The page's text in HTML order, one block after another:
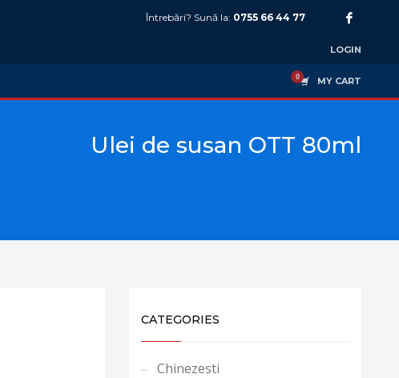
Întrebări? Sună la: 0755 66 44 77
LOGIN
MY CART
Ulei de susan OTT 80ml
CATEGORIES
Chinezesti